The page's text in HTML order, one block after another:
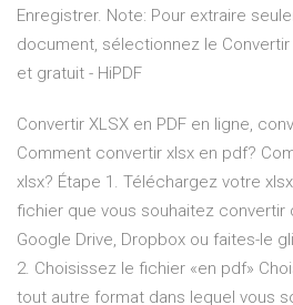
Enregistrer. Note: Pour extraire
document, sélectionnez le Convertir
et gratuit - HiPDF
Convertir XLSX en PDF en ligne,
Comment convertir xlsx en pdf?
xlsx? Étape 1. Téléchargez votre
fichier que vous souhaitez convertir
Google Drive, Dropbox ou faites-le
2. Choisissez le fichier «en pdf»
tout autre format dans lequel vous